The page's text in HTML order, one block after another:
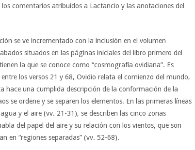
los comentarios atribuidos a Lactancio y las anotaciones del
se ve incrementado con la inclusión en el volumen
situados en las páginas iniciales del libro primero del
la que se conoce como “cosmografía ovidiana”. Es
los versos 21 y 68, Ovidio relata el comienzo del mundo,
hace una cumplida descripción de la conformación de la
se ordene y se separen los elementos. En las primeras líneas
y el aire (vv. 21-31), se describen las cinco zonas
del papel del aire y su relación con los vientos, que son
en “regiones separadas” (vv. 52-68).